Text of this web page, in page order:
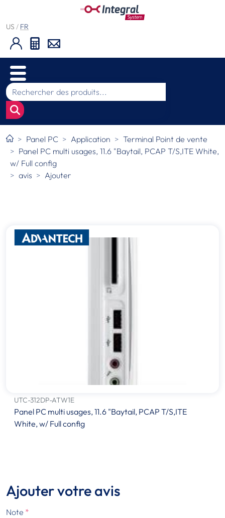
US / FR
Panel PC Application
Terminal Point de vente
Panel PC multi usages, 11.6 "Baytail, PCAP T/S,ITE White,
w/ Full config
avis
Ajouter
UTC-312DP-ATW1E
Panel PC multi usages, 11.6 "Baytail, PCAP T/S,ITE
White, w/ Full config
Ajouter votre avis
Note